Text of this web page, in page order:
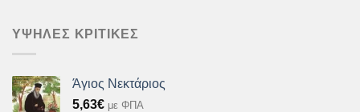
ΥΨΗΛΈΣ ΚΡΙΤΙΚΈΣ
Άγιος Νεκτάριος
5,63€ με ΦΠΑ